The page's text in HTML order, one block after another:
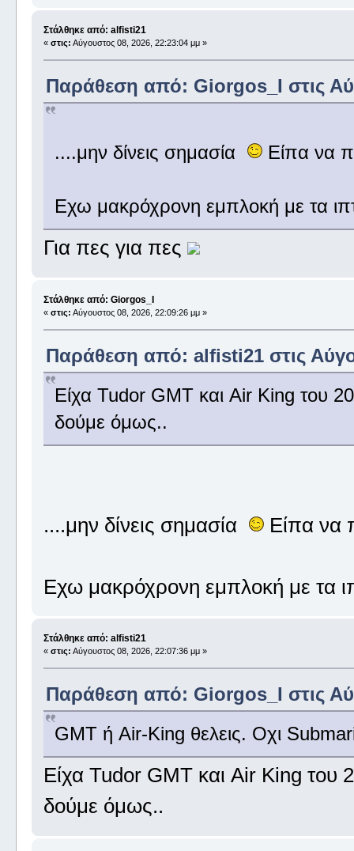
Στάλθηκε από: alfisti21
« στις: Αύγουστος 08, 2026, 22:23:04 μμ »
Παράθεση από: Giorgos_I στις
....μην δίνεις σημασία Είπα να
Εχω μακρόχρονη εμπλοκή με τα
Για πες για πες
Στάλθηκε από: Giorgos_I
« στις: Αύγουστος 08, 2026, 22:09:26 μμ »
Παράθεση από: alfisti21 στις
Είχα Tudor GMT και Air King του
δούμε όμως..
....μην δίνεις σημασία Είπα να
Εχω μακρόχρονη εμπλοκή με τα
Στάλθηκε από: alfisti21
« στις: Αύγουστος 08, 2026, 22:07:36 μμ »
Παράθεση από: Giorgos_I στις
GMT ή Air-King θελεις. Οχι
Είχα Tudor GMT και Air King
δούμε όμως..